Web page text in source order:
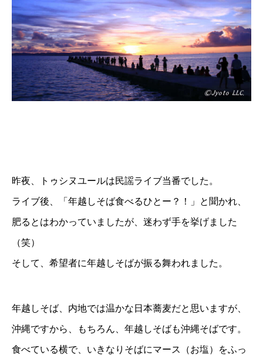
昨夜、トゥシヌユールは民謡ライブ当番でした。
ライブ後、「年越しそば食べるひとー？！」と聞かれ、
肥るとはわかっていましたが、迷わず手を挙げました
（笑）
そして、希望者に年越しそばが振る舞われました。
年越しそば、内地では温かな日本蕎麦だと思いますが、
沖縄ですから、もちろん、年越しそばも沖縄そばです。
食べている横で、いきなりそばにマース（お塩）をふっ